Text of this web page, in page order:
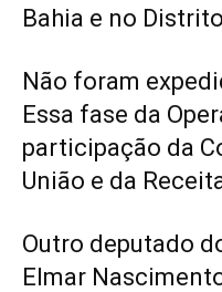
Bahia e no
Não foram
Essa fase da
participação da
União e da
Outro deputado
Elmar